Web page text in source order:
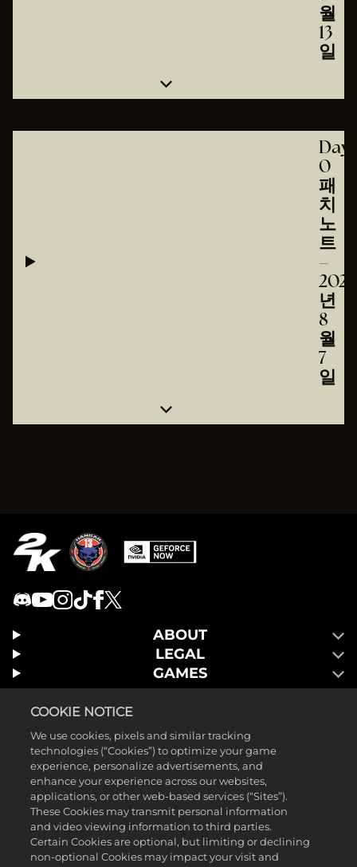
월
13
일
Day
0
패
치
노
트
–
2025
년
8
월
7
일
ABOUT
LEGAL
GAMES
COOKIE NOTICE
We use cookies, pixels and similar tracking
technologies (“Cookies”) to optimize your game
experience, personalize advertisements, and
enhance your experience across our websites,
applications, or other web-based services (“Sites”).
These Cookies may transmit personal information
and video viewing information to third parties.
Certain Cookies are optional, but limiting or declining
non-optional Cookies may impact your visit and